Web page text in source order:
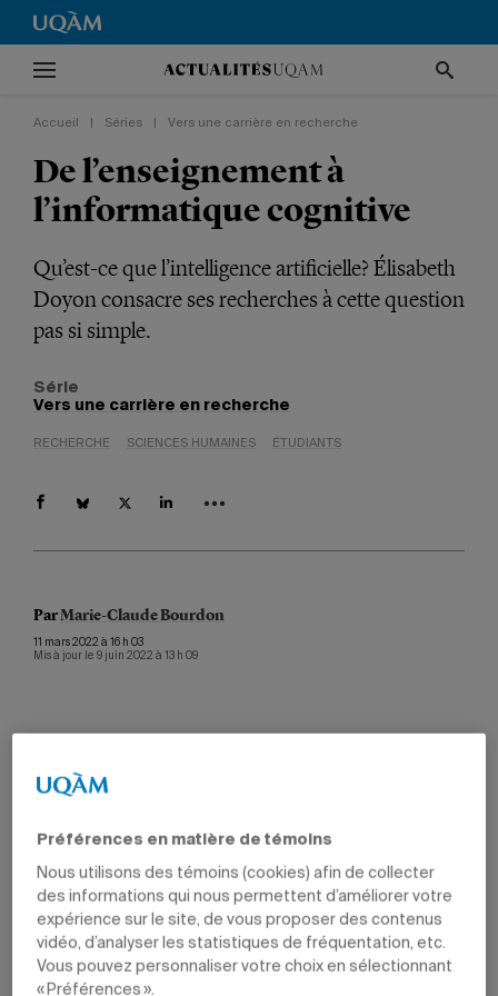
Accueil Séries Vers une carrière en recherche
De l’enseignement à
l’informatique cognitive
Qu’est-ce que l’intelligence artificielle? Élisabeth
Doyon consacre ses recherches à cette question
pas si simple.
Série
Vers une carrière en recherche
RECHERCHE SCIENCES HUMAINES ÉTUDIANTS
ParMarie-Claude Bourdon
11 mars 2022 à 16 h 03
Mis à jour le 9 juin 2022 à 13 h 09
cognitive.
Photo: Nathalie St-Pierre
sa maîtrise en éducation et pédagogie, Élisabeth Doyon
s’est attaquée à cette question. Son mémoire portait sur
l’impact des diverses représentations de l’intelligence
dans le milieu de l’enseignement. «Le
terme “intelligence” pose déjà un problème de
communication. Avec l’intelligence artificielle (IA), le
Préférences en matière de témoins
Nous utilisons des témoins (cookies) afin de collecter
des informations qui nous permettent d’améliorer votre
expérience sur le site, de vous proposer des contenus
vidéo, d’analyser les statistiques de fréquentation, etc.
Vous pouvez personnaliser votre choix en sélectionnant
« Préférences ».